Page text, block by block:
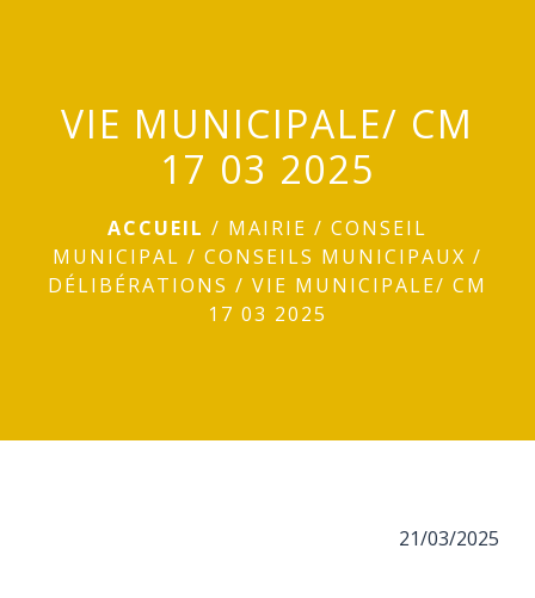
VIE MUNICIPALE/ CM
17 03 2025
ACCUEIL / MAIRIE / CONSEIL
MUNICIPAL / CONSEILS MUNICIPAUX /
DÉLIBÉRATIONS / VIE MUNICIPALE/ CM
17 03 2025
21/03/2025